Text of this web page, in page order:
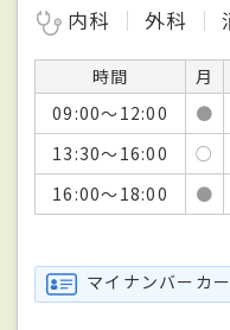
内科
外科
時間 月
09:00～12:00
●
13:30～16:00
○
16:00～18:00
●
マイナンバーカ